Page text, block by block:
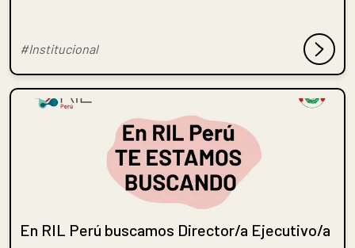
#Institucional
En RIL Perú buscamos Director/a Ejecutivo/a